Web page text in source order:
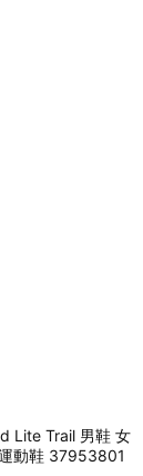
Lite Trail 男鞋 女
動鞋 37953801